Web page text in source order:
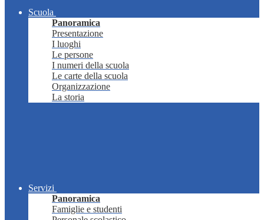
Scuola
Panoramica
Presentazione
I luoghi
Le persone
I numeri della scuola
Le carte della scuola
Organizzazione
La storia
Servizi
Panoramica
Famiglie e studenti